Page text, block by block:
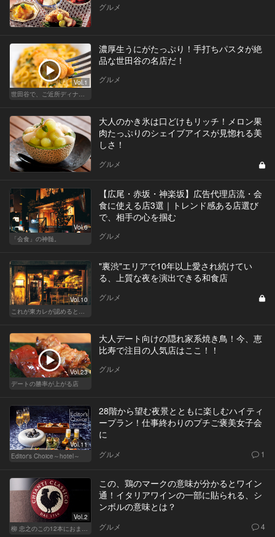
グルメ
Vol.1
世田谷で、ご近所ディナーを楽しもう！
濃厚生うにがたっぷり！手打ちパスタが絶
品な世田谷の名店だ！
グルメ
大人のかき氷は口どけもリッチ！メロン果
肉たっぷりのシェイブアイスが見惚れる美
しさ！
グルメ
Vol.6
「会食」の神髄。
【広尾・赤坂・神楽坂】広告代理店流・会
食に使える店3選｜トレンド感ある店選び
で、相手の心を掴む
グルメ
Vol.10
"裏渋"エリアで10年以上愛され続けてい
る、上質な夜を演出できる和食店
グルメ
Vol.23
デートの勝率が上がる店
大人デート向けの隠れ家系焼き鳥！今、恵
比寿で注目の人気店はここ！！
グルメ
Vol.11
Editor's Choice～hotel～
28階から望む夜景とともに楽しむハイティ
ープラン！仕事終わりのプチご褒美女子会
に
グルメ 1
Vol.2
この、鶏のマークの意味が分かるとワイン
通！イタリアワインの一部に貼られる、シ
ンボルの意味とは？
グルメ 4